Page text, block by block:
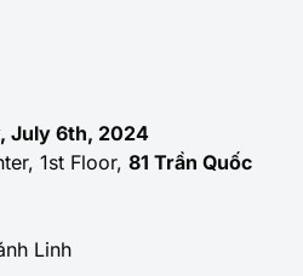
July 6th, 2024
1st Floor, 81 Trần Quốc
Linh